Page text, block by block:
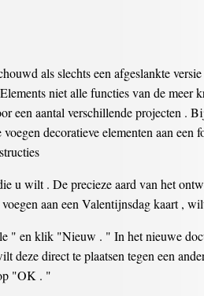
als slechts een afgeslankte
niet alle functies van de meer
een aantal verschillende projecten .
decoratieve elementen aan
u wilt . De precieze aard van het
aan een Valentijnsdag kaart ,
" en klik "Nieuw . " In het nieuwe
deze direct te plaatsen tegen een
"OK . "